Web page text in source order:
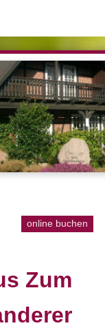
online buchen
Zum